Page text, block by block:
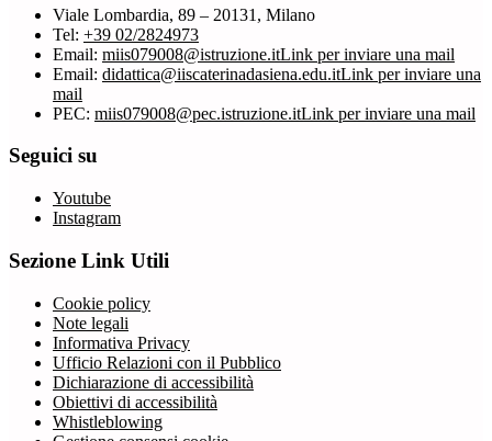
Viale Lombardia, 89 – 20131, Milano
Tel: +39 02/2824973
Email: miis079008@istruzione.itLink per inviare una mail
Email: didattica@iiscaterinadasiena.edu.itLink per inviare una
mail
PEC: miis079008@pec.istruzione.itLink per inviare una mail
Seguici su
Youtube
Instagram
Sezione Link Utili
Cookie policy
Note legali
Informativa Privacy
Ufficio Relazioni con il Pubblico
Dichiarazione di accessibilità
Obiettivi di accessibilità
Whistleblowing